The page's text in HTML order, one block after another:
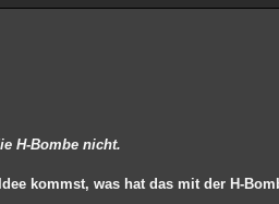
H-Bombe nicht.
kommst, was hat das mit der H-